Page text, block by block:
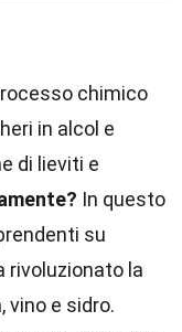
chimico
in alcol e
di lieviti e
In questo
su
rivoluzionato la
vino e sidro.